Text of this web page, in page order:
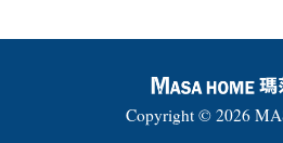
Copyright © 2026